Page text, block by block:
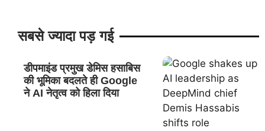
सबसे ज्यादा पड़ गई
डीपमाइंड प्रमुख डेमिस हसाबिस
की भूमिका बदलते ही Google
ने AI नेतृत्व को हिला दिया